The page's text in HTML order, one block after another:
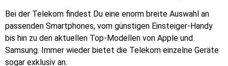
Bei der Telekom findest Du eine enorm breite Auswahl an
passenden Smartphones, vom günstigen Einsteiger-Handy
bis hin zu den aktuellen Top-Modellen von Apple und
Samsung. Immer wieder bietet die Telekom einzelne Geräte
sogar exklusiv an.